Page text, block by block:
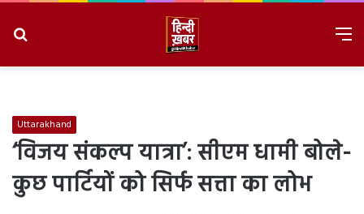
Uttarakhand
‘विजय संकल्प यात्रा’: सीएम धामी बोले-
कुछ पार्टियों को सिर्फ सत्ता का लोभ